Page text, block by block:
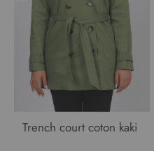
Trench court coton kaki